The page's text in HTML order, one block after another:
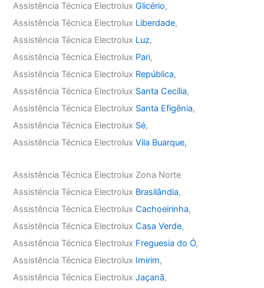
Assistência Técnica ElectroluxGlicério,
Assistência Técnica Electrolux Liberdade,
Assistência Técnica Electrolux Luz,
Assistência Técnica Electrolux Pari,
Assistência Técnica Electrolux República,
Assistência Técnica Electrolux Santa Cecília,
Assistência Técnica Electrolux Santa Efigênia,
Assistência Técnica Electrolux Sé,
Assistência Técnica ElectroluxVila Buarque,
Assistência Técnica Electrolux Zona Norte
Assistência Técnica Electrolux Brasilândia,
Assistência Técnica ElectroluxCachoeirinha,
Assistência Técnica ElectroluxCasa Verde,
Assistência Técnica Electrolux Freguesia do Ó,
Assistência Técnica Electrolux Imirim,
Assistência Técnica ElectroluxJaçanã,